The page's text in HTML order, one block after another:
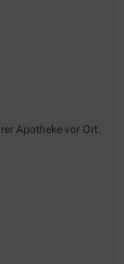
Apotheke vor Ort.